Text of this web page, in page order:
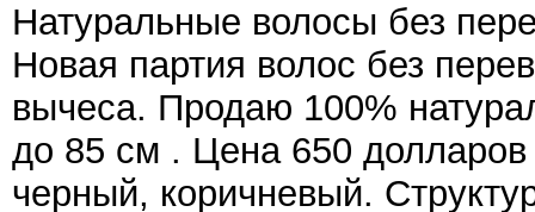
Натуральные волосы без
Новая партия волос без
вычеса. Продаю 100%
до 85 см . Цена 650
черный, коричневый.